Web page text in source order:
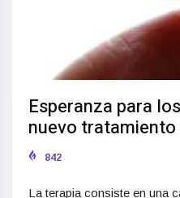
Esperanza para
nuevo
842
La terapia consiste en una